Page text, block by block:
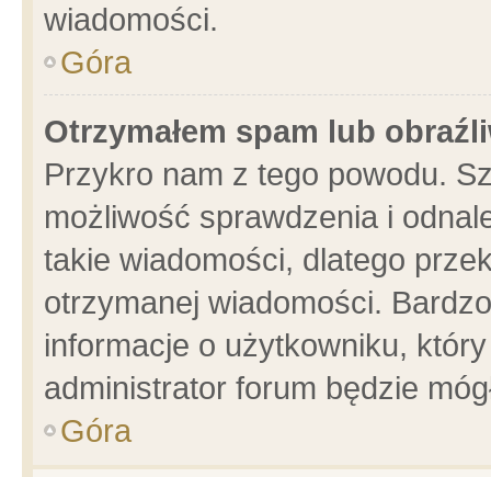
wiadomości.
Góra
Otrzymałem spam lub
Przykro nam z tego powodu.
możliwość sprawdzenia i
takie wiadomości, dlatego
otrzymanej wiadomości.
informacje o użytkowniku,
administrator forum będzie
Góra